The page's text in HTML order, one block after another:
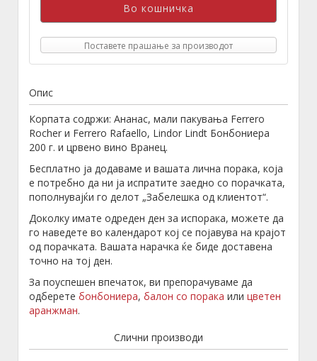
Поставете прашање за производот
Опис
Корпата содржи: Ананас, мали пакувања Ferrero
Rocher и Ferrero Rafaello, Lindor Lindt Бонбониера
200 г. и црвено вино Вранец.
Бесплатно ја додаваме и вашата лична порака, која
е потребно да ни ја испратите заедно со порачката,
пополнувајќи го делот „Забелешка од клиентот“.
Доколку имате одреден ден за испорака, можете да
го наведете во календарот кој се појавува на крајот
од порачката. Вашата нарачка ќе биде доставена
точно на тој ден.
За поуспешен впечаток, ви препорачуваме да
одберете бонбониера, балон со порака или цветен
аранжман.
Слични производи